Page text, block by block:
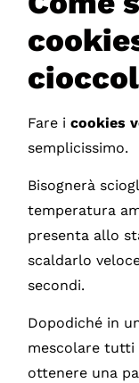
Fare icookies
semplicissimo.
Bisognerà
temperatura
presenta allo
scaldarlo
secondi.
Dopodiché in
mescolare
ottenere una